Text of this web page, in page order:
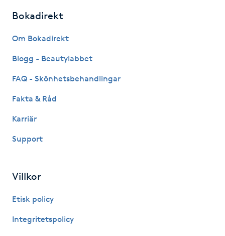
Fransk manikyr
Frekvensterapi
Färgning
Bokadirekt
Om Bokadirekt
Blogg - Beautylabbet
FAQ - Skönhetsbehandlingar
Fakta & Råd
Karriär
Support
Villkor
Etisk policy
Integritetspolicy